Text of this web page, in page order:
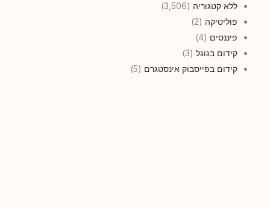
ללא קטגוריה (3,506)
פוליטיקה (2)
פיננסים (4)
קידום בגוגל (3)
קידום בפייסבוק אינסטגרם (5)